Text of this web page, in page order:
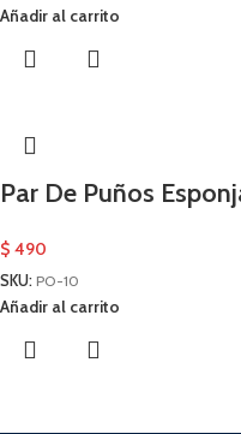
Añadir al carrito
Par De Puños
$ 490
SKU: PO-10
Añadir al carrito